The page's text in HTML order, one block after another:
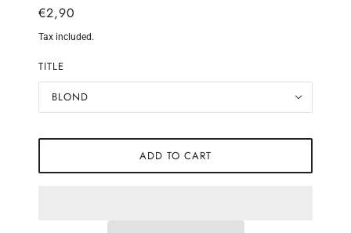
€2,90
Tax included.
TITLE
BLOND
ADD TO CART